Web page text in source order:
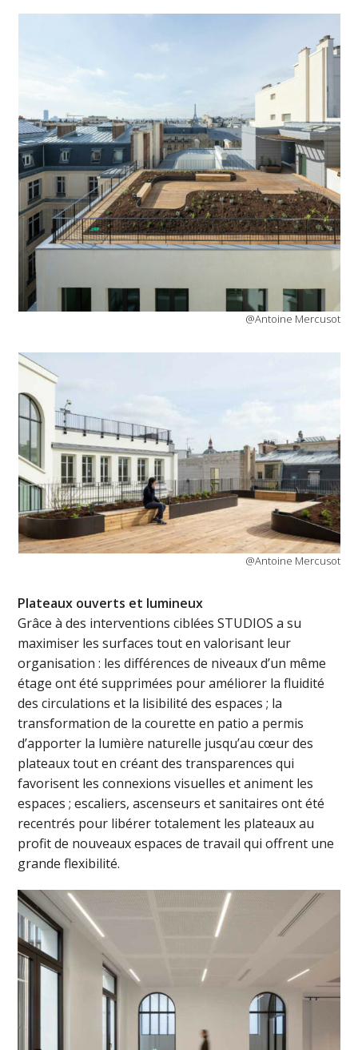
@Antoine Mercusot
@Antoine Mercusot
Plateaux ouverts et lumineux
Grâce à des interventions ciblées STUDIOS a su
maximiser les surfaces tout en valorisant leur
organisation : les différences de niveaux d’un même
étage ont été supprimées pour améliorer la fluidité
des circulations et la lisibilité des espaces ; la
transformation de la courette en patio a permis
d’apporter la lumière naturelle jusqu’au cœur des
plateaux tout en créant des transparences qui
favorisent les connexions visuelles et animent les
espaces ; escaliers, ascenseurs et sanitaires ont été
recentrés pour libérer totalement les plateaux au
profit de nouveaux espaces de travail qui offrent une
grande flexibilité.